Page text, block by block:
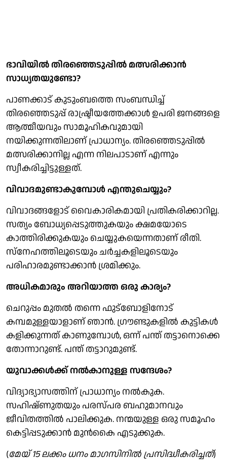
ഭാവിയില്‍ തിരഞ്ഞെടുപ്പില്‍ മത്സരിക്കാന്‍
സാധ്യതയുണ്ടോ?
പാണക്കാട് കുടുംബത്തെ സംബന്ധിച്ച്
തിരഞ്ഞെടുപ്പ് രാഷ്ട്രീയത്തേക്കാള്‍ ഉപരി ജനങ്ങളെ
ആത്മീയവും സാമൂഹികവുമായി
നയിക്കുന്നതിലാണ് പ്രാധാന്യം. തിരഞ്ഞെടുപ്പില്‍
മത്സരിക്കാനില്ല എന്ന നിലപാടാണ് എന്നും
സ്വീകരിച്ചിട്ടുള്ളത്.
വിവാദമുണ്ടാകുമ്പോള്‍ എന്തുചെയ്യും?
വിവാദങ്ങളോട് വൈകാരികമായി പ്രതികരിക്കാറില്ല.
സത്യം ബോധ്യപ്പെടുത്തുകയും ക്ഷമയോടെ
കാത്തിരിക്കുകയും ചെയ്യുകയെന്നതാണ് രീതി.
സ്നേഹത്തിലൂടെയും ചര്‍ച്ചകളിലൂടെയും
പരിഹാരമുണ്ടാക്കാന്‍ ശ്രമിക്കും.
അധികമാരും അറിയാത്ത ഒരു കാര്യം?
ചെറുപ്പം മുതല്‍ തന്നെ ഫുട്ബോളിനോട്
കമ്പമുള്ളയാളാണ് ഞാന്‍. ഗ്രൗണ്ടുകളില്‍ കുട്ടികള്‍
കളിക്കുന്നത് കാണുമ്പോള്‍, ഒന്ന് പന്ത് തട്ടാനൊക്കെ
തോന്നാറുണ്ട്. പന്ത് തട്ടാറുമുണ്ട്.
യുവാക്കള്‍ക്ക് നല്‍കാനുള്ള സന്ദേശം?
വിദ്യാഭ്യാസത്തിന് പ്രാധാന്യം നല്‍കുക.
സഹിഷ്ണുതയും പരസ്പര ബഹുമാനവും
ജീവിതത്തില്‍ പാലിക്കുക. നന്മയുള്ള ഒരു സമൂഹം
കെട്ടിപ്പടുക്കാന്‍ മുന്‍കൈ എടുക്കുക.
(മേയ് 15 ലക്കം ധനം മാ​ഗസിനിൽ പ്രസിദ്ധീകരിച്ചത്)